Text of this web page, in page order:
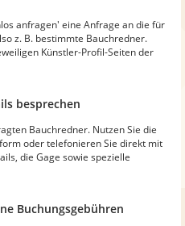
anfragen' eine Anfrage an die für
z. B. bestimmte Bauchredner.
Künstler-Profil-Seiten der
besprechen
Bauchredner. Nutzen Sie die
oder telefonieren Sie direkt mit
die Gage sowie spezielle
Buchungsgebühren